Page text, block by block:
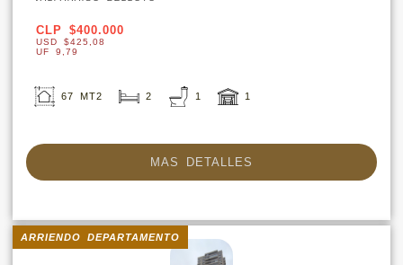
CLP $400.000
USD $425,08
UF 9,79
67 MT2 2 1 1
MAS DETALLES
ARRIENDO DEPARTAMENTO